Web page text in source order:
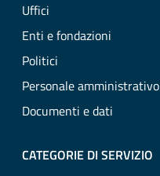
Uffici
Enti e fondazioni
Politici
Personale amministrativo
Documenti e dati
CATEGORIE DI SERVIZIO